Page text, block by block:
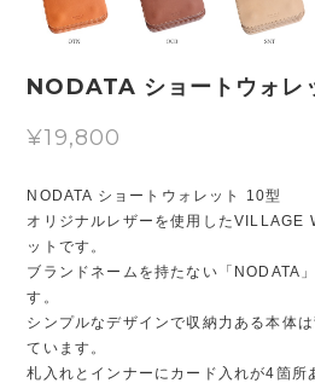
NODATA ショートウォレ
¥19,800
NODATA ショートウォレット 10型
オリジナルレザーを使用したVILLAGE
ットです。
ブランドネームを持たない「NODATA
す。
シンプルなデザインで収納力ある本体
ています。
札入れとインナーにカード入れが4箇所